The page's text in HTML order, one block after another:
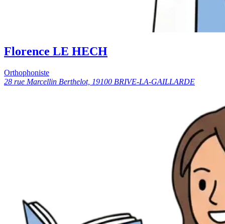
Florence LE HECH
Orthophoniste
28 rue Marcellin Berthelot, 19100 BRIVE-LA-GAILLARDE